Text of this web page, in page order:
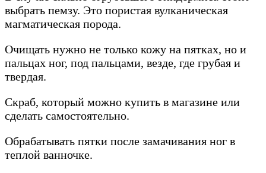
выбрать пемзу. Это пористая вулканическая
магматическая порода.
Очищать нужно не только кожу на пятках, но и
пальцах ног, под пальцами, везде, где грубая и
твердая.
Скраб, который можно купить в магазине или
сделать самостоятельно.
Обрабатывать пятки после замачивания ног в
теплой ванночке.